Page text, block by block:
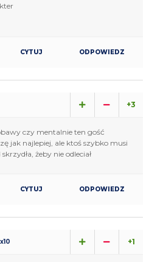
CYTUJ ODPOWIEDZ
+3
czy mentalnie ten gość
jak najlepiej, ale ktoś szybko musi
żeby nie odleciał
CYTUJ ODPOWIEDZ
+1